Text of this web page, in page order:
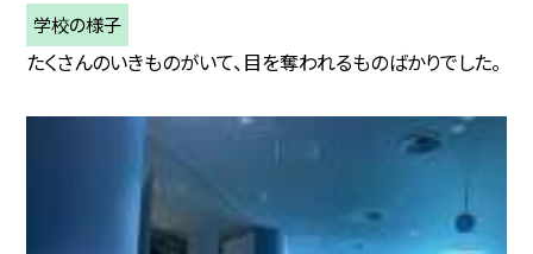
学校の様子
たくさんのいきものがいて、目を奪われるものばかりでした。